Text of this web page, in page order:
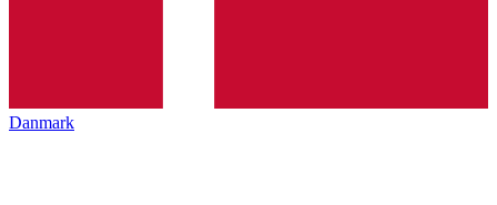
Danmark